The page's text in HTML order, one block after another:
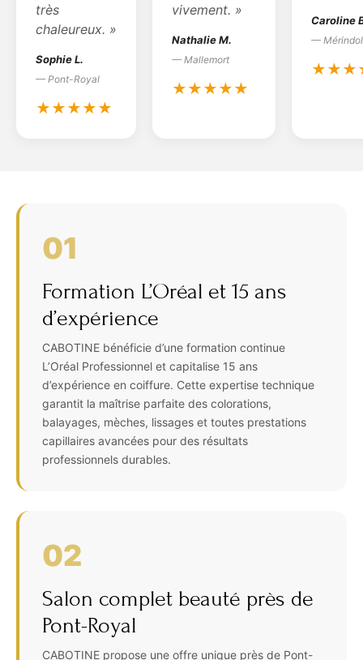
très
chaleureux. »
Sophie L.
— Pont-Royal
★★★★★
vivement. »
Nathalie M.
— Mallemort
★★★★★
Caroline
— Mérindol
01
Formation L’Oréal et 15 ans
d’expérience
CABOTINE bénéficie d’une formation continue
L’Oréal Professionnel et capitalise 15 ans
d’expérience en coiffure. Cette expertise technique
garantit la maîtrise parfaite des colorations,
balayages, mèches, lissages et toutes prestations
capillaires avancées pour des résultats
professionnels durables.
02
Salon complet beauté près de
Pont-Royal
CABOTINE propose une offre unique près de Pont-